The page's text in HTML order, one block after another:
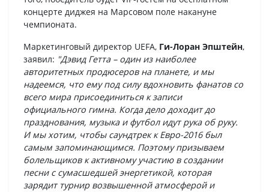
концерте диджея на Марсовом поле накануне
чемпионата.
Маркетинговый директор UEFA, Ги-Лоран Эпштейн,
заявил: "Дэвид Гетта – один из наиболее
авторитетных продюсеров на планете, и мы
надеемся, что ему под силу вдохновить фанатов со
всего мира присоединиться к записи
официального гимна. Когда дело доходит до
празднования, музыка и футбол идут рука об руку.
И мы хотим, чтобы саундтрек к Евро-2016 был
самым запоминающимся. Поэтому призываем
болельщиков к активному участию в создании
песни с сумасшедшей энергетикой, которая
зарядит турнир возвышенной атмосферой и